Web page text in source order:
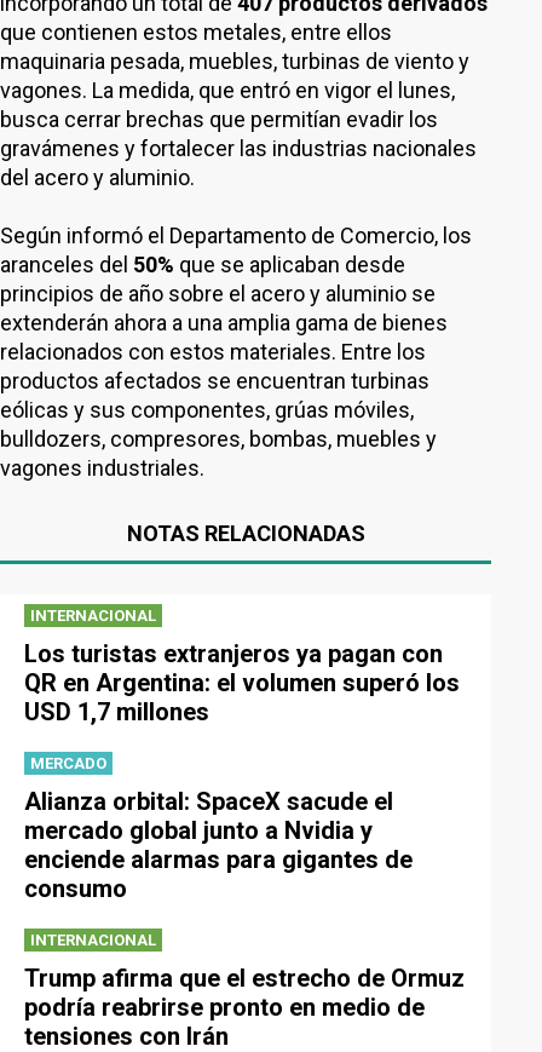
que contienen estos metales, entre ellos
maquinaria pesada, muebles, turbinas de viento y
vagones. La medida, que entró en vigor el lunes,
busca cerrar brechas que permitían evadir los
gravámenes y fortalecer las industrias nacionales
del acero y aluminio.
Según informó el Departamento de Comercio, los
aranceles del 50% que se aplicaban desde
principios de año sobre el acero y aluminio se
extenderán ahora a una amplia gama de bienes
relacionados con estos materiales. Entre los
productos afectados se encuentran turbinas
eólicas y sus componentes, grúas móviles,
bulldozers, compresores, bombas, muebles y
vagones industriales.
NOTAS RELACIONADAS
INTERNACIONAL
Los turistas extranjeros ya pagan con
QR en Argentina: el volumen superó los
USD 1,7 millones
MERCADO
Alianza orbital: SpaceX sacude el
mercado global junto a Nvidia y
enciende alarmas para gigantes de
consumo
INTERNACIONAL
Trump afirma que el estrecho de Ormuz
podría reabrirse pronto en medio de
tensiones con Irán